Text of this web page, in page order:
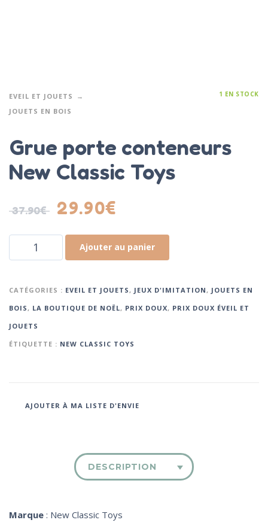
EVEIL ET JOUETS
JOUETS EN BOIS
1 EN STOCK
Grue porte conteneurs
New Classic Toys
37.90€ 29.90€
Ajouter au panier
CATÉGORIES : EVEIL ET JOUETS, JEUX D'IMITATION, JOUETS EN
BOIS, LA BOUTIQUE DE NOËL, PRIX DOUX, PRIX DOUX ÉVEIL ET
JOUETS
ÉTIQUETTE : NEW CLASSIC TOYS
AJOUTER À MA LISTE D'ENVIE
DESCRIPTION
Marque : New Classic Toys